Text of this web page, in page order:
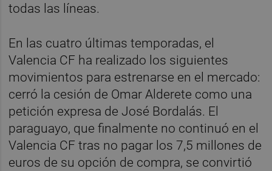
todas las líneas.
En las cuatro últimas temporadas, el
Valencia CF ha realizado los siguientes
movimientos para estrenarse en el mercado:
cerró la cesión de Omar Alderete como una
petición expresa de José Bordalás. El
paraguayo, que finalmente no continuó en el
Valencia CF tras no pagar los 7,5 millones de
euros de su opción de compra, se convirtió